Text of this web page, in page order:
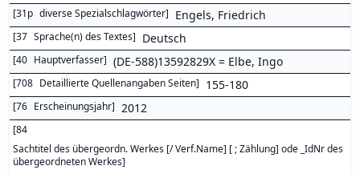
[31p diverse Spezialschlagwörter] Engels, Friedrich
[37 Sprache(n) des Textes] Deutsch
[40 Hauptverfasser] (DE-588)13592829X = Elbe, Ingo
[708 Detaillierte Quellenangaben Seiten] 155-180
[76 Erscheinungsjahr] 2012
[84
Sachtitel des übergeordn. Werkes [/ Verf.Name] [ ; Zählung] ode _IdNr des
übergeordneten Werkes]